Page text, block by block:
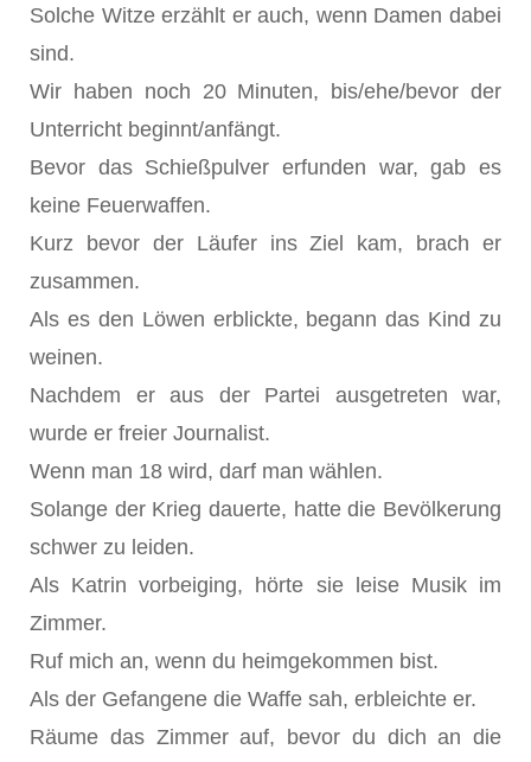
Solche Witze erzählt er auch, wenn Damen dabei
sind.
Wir haben noch 20 Minuten, bis/ehe/bevor der
Unterricht beginnt/anfängt.
Bevor das Schießpulver erfunden war, gab es
keine Feuerwaffen.
Kurz bevor der Läufer ins Ziel kam, brach er
zusammen.
Als es den Löwen erblickte, begann das Kind zu
weinen.
Nachdem er aus der Partei ausgetreten war,
wurde er freier Journalist.
Wenn man 18 wird, darf man wählen.
Solange der Krieg dauerte, hatte die Bevölkerung
schwer zu leiden.
Als Katrin vorbeiging, hörte sie leise Musik im
Zimmer.
Ruf mich an, wenn du heimgekommen bist.
Als der Gefangene die Waffe sah, erbleichte er.
Räume das Zimmer auf, bevor du dich an die